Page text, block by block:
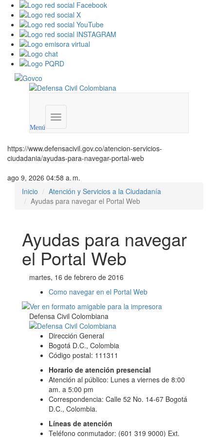
Menú
Menú
institucional
https://www.defensacivil.gov.co/atencion-servicios-
ciudadania/ayudas-para-navegar-portal-web
ago 9, 2026 04:58 a. m.
Inicio
Atención y Servicios a la Ciudadanía
Ayudas para navegar el Portal Web
Ayudas para navegar
el Portal Web
martes, 16 de febrero de 2016
Como navegar en el Portal Web
Defensa Civil Colombiana
Dirección General
Bogotá D.C., Colombia
Código postal: 111311
Horario de atención presencial
Atención al público: Lunes a viernes de 8:00
am. a 5:00 pm
Correspondencia: Calle 52 No. 14-67 Bogotá
D.C., Colombia.
Líneas de atención
Teléfono conmutador: (601 319 9000) Ext.